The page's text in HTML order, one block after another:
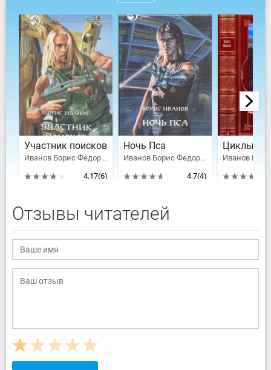
Участник поисков
Иванов Борис Федорович
4.17(6)
Ночь Пса
Иванов Борис Федорович
4.7(4)
Отзывы читателей